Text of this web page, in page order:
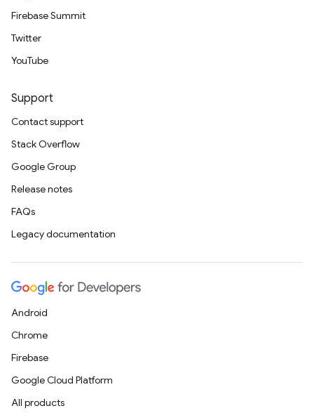
Firebase Summit
Twitter
YouTube
Support
Contact support
Stack Overflow
Google Group
Release notes
FAQs
Legacy documentation
Android
Chrome
Firebase
Google Cloud Platform
All products